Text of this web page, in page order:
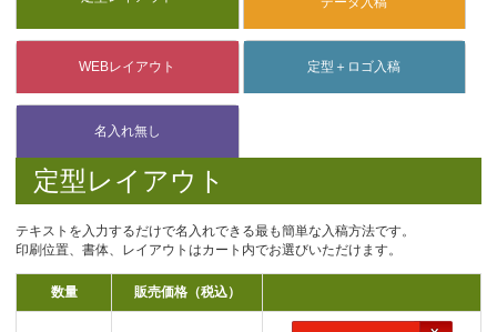
定型レイアウト
テキストを入力するだけで名入れできる最も簡単な入稿方法です。
印刷位置、書体、レイアウトはカート内でお選びいただけます。
数量 販売価格（税込）